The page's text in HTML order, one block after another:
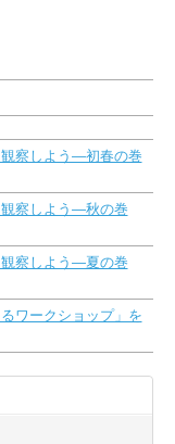
察しよう―初春の巻
察しよう―秋の巻
察しよう―夏の巻
ワークショップ」を